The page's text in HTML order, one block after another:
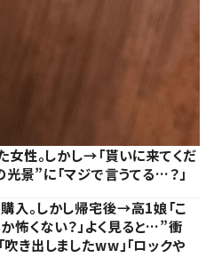
性。しかし→「貰いに来てくだ
光景”に「マジで言うてる…？」
入。しかし帰宅後→高1娘「こ
怖くない？」よく見ると…”衝
き出しましたww」「ロックや